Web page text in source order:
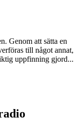
Genom att sätta en
till något annat,
uppfinning gjord...